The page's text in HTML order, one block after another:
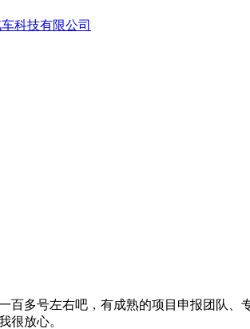
科技有限公司
百多号左右吧，有成熟的项目申报团队
很放心。